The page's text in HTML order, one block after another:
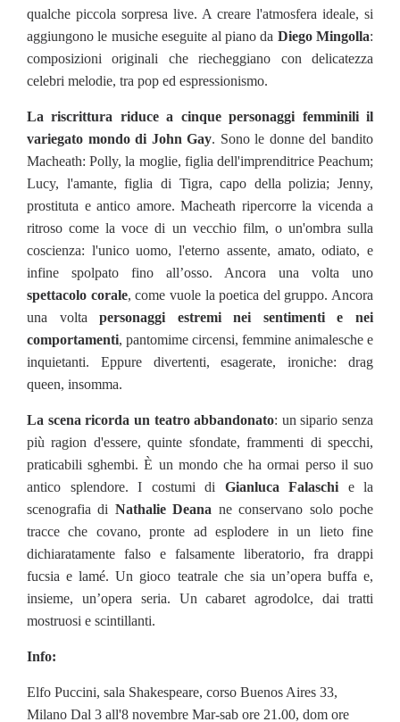
qualche piccola sorpresa live. A creare l'atmosfera ideale, si
aggiungono le musiche eseguite al piano da Diego Mingolla:
composizioni originali che riecheggiano con delicatezza
celebri melodie, tra pop ed espressionismo.
La riscrittura riduce a cinque personaggi femminili il
variegato mondo di John Gay. Sono le donne del bandito
Macheath: Polly, la moglie, figlia dell'imprenditrice Peachum;
Lucy, l'amante, figlia di Tigra, capo della polizia; Jenny,
prostituta e antico amore. Macheath ripercorre la vicenda a
ritroso come la voce di un vecchio film, o un'ombra sulla
coscienza: l'unico uomo, l'eterno assente, amato, odiato, e
infine spolpato fino all’osso. Ancora una volta uno
spettacolo corale, come vuole la poetica del gruppo. Ancora
una volta personaggi estremi nei sentimenti e nei
comportamenti, pantomime circensi, femmine animalesche e
inquietanti. Eppure divertenti, esagerate, ironiche: drag
queen, insomma.
La scena ricorda un teatro abbandonato: un sipario senza
più ragion d'essere, quinte sfondate, frammenti di specchi,
praticabili sghembi. È un mondo che ha ormai perso il suo
antico splendore. I costumi di Gianluca Falaschi e la
scenografia di Nathalie Deana ne conservano solo poche
tracce che covano, pronte ad esplodere in un lieto fine
dichiaratamente falso e falsamente liberatorio, fra drappi
fucsia e lamé. Un gioco teatrale che sia un’opera buffa e,
insieme, un’opera seria. Un cabaret agrodolce, dai tratti
mostruosi e scintillanti.
Info:
Elfo Puccini, sala Shakespeare, corso Buenos Aires 33,
Milano Dal 3 all'8 novembre Mar-sab ore 21.00, dom ore